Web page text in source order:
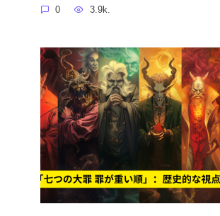
0 3.9k.